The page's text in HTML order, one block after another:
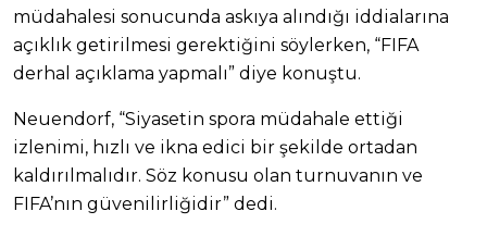
müdahalesi sonucunda askıya alındığı iddialarına
açıklık getirilmesi gerektiğini söylerken, “FIFA
derhal açıklama yapmalı” diye konuştu.
Neuendorf, “Siyasetin spora müdahale ettiği
izlenimi, hızlı ve ikna edici bir şekilde ortadan
kaldırılmalıdır. Söz konusu olan turnuvanın ve
FIFA’nın güvenilirliğidir” dedi.